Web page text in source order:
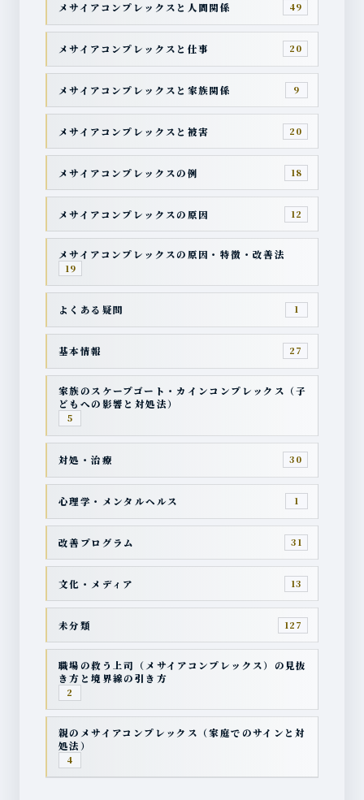
メサイアコンプレックスと人間関係 49
メサイアコンプレックスと仕事 20
メサイアコンプレックスと家族関係 9
メサイアコンプレックスと被害 20
メサイアコンプレックスの例 18
メサイアコンプレックスの原因 12
メサイアコンプレックスの原因・特徴・改善法
19
よくある疑問 1
基本情報 27
家族のスケープゴート・カインコンプレックス（子
どもへの影響と対処法）
5
対処・治療 30
心理学・メンタルヘルス 1
改善プログラム 31
文化・メディア 13
未分類 127
職場の救う上司（メサイアコンプレックス）の見抜
き方と境界線の引き方
2
親のメサイアコンプレックス（家庭でのサインと対
処法）
4